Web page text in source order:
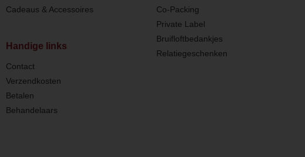
Cadeaus & Accessoires
Handige links
Contact
Verzendkosten
Betalen
Behandelaars
Co-Packing
Private Label
Bruifloftbedankjes
Relatiegeschenken